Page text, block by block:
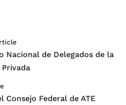
Nacional de Delegados de la
Consejo Federal de ATE